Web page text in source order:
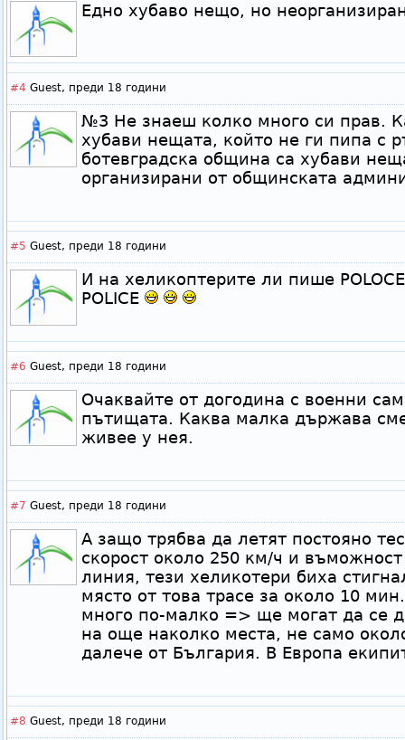
Едно хубаво нещо, но
#4 Guest, преди 18 години
№3 Не знаеш колко много си прав.
хубави нещата, който не ги пипа с
ботевградска община са хубави
организирани от общинската
#5 Guest, преди 18 години
И на хеликоптерите ли пише
POLICE
#6 Guest, преди 18 години
Очаквайте от догодина с военни
пътищата. Каква малка държава
живее у нея.
#7 Guest, преди 18 години
А защо трябва да летят постояно
скорост около 250 км/ч и
линия, тези хеликотери биха
място от това трасе за около 10
много по-малко => ще могат да се
на още наколко места, не само
далече от България. В Европа
#8 Guest, преди 18 години